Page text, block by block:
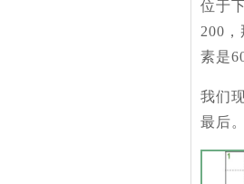
位于
200
素是
我们
最后。